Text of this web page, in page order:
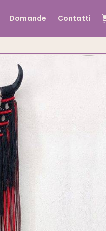
Domande Contatti